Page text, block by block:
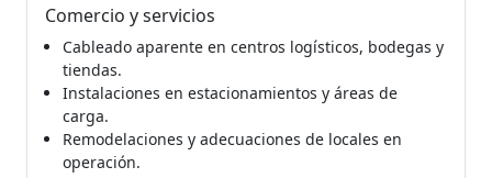
Comercio y servicios
Cableado aparente en centros logísticos, bodegas y
tiendas.
Instalaciones en estacionamientos y áreas de
carga.
Remodelaciones y adecuaciones de locales en
operación.